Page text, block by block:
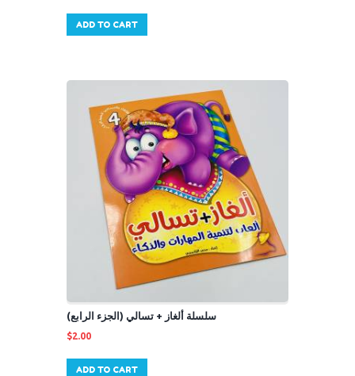
ADD TO CART
سلسلة ألغاز + تسالي (الجزء الرابع)
$2.00
ADD TO CART